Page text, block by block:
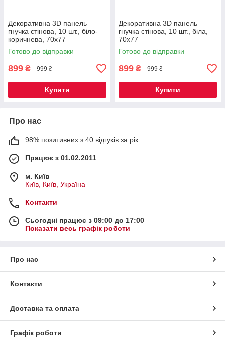
Декоративна 3D панель
гнучка стінова, 10 шт., біло-
коричнева, 70х77
Готово до відправки
899 ₴ 999 ₴
Купити
Декоративна 3D панель
гнучка стінова, 10 шт., біла,
70х77
Готово до відправки
899 ₴ 999 ₴
Купити
Про нас
98% позитивних з 40 відгуків за рік
Працює з 01.02.2011
м. Київ
Київ, Київ, Україна
Контакти
Сьогодні працює з 09:00 до 17:00
Показати весь графік роботи
Про нас
Контакти
Доставка та оплата
Графік роботи